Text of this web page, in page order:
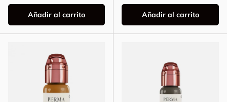
Añadir al carrito Añadir al carrito